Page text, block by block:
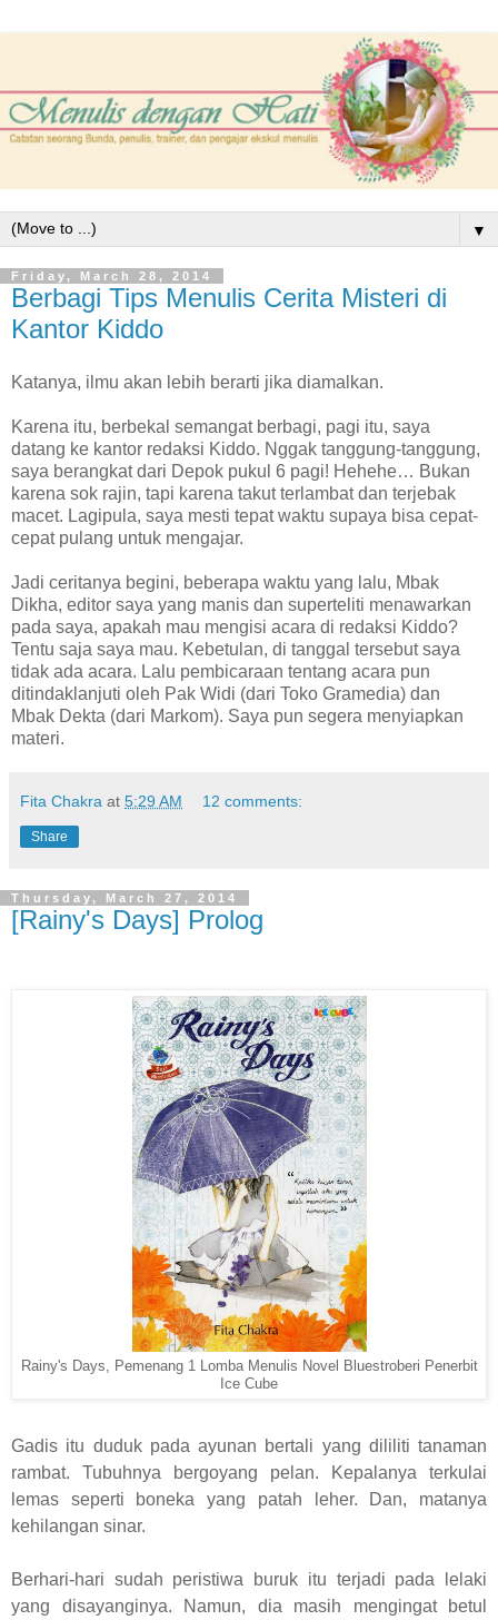
▼
Friday, March 28, 2014
Berbagi Tips Menulis Cerita Misteri di
Kantor Kiddo
Katanya, ilmu akan lebih berarti jika diamalkan.
Karena itu, berbekal semangat berbagi, pagi itu, saya
datang ke kantor redaksi Kiddo. Nggak tanggung-tanggung,
saya berangkat dari Depok pukul 6 pagi! Hehehe… Bukan
karena sok rajin, tapi karena takut terlambat dan terjebak
macet. Lagipula, saya mesti tepat waktu supaya bisa cepat-
cepat pulang untuk mengajar.
Jadi ceritanya begini, beberapa waktu yang lalu, Mbak
Dikha, editor saya yang manis dan superteliti menawarkan
pada saya, apakah mau mengisi acara di redaksi Kiddo?
Tentu saja saya mau. Kebetulan, di tanggal tersebut saya
tidak ada acara. Lalu pembicaraan tentang acara pun
ditindaklanjuti oleh Pak Widi (dari Toko Gramedia) dan
Mbak Dekta (dari Markom). Saya pun segera menyiapkan
materi.
Fita Chakra at 5:29 AM 12 comments:
Share
Thursday, March 27, 2014
[Rainy's Days] Prolog
Rainy's Days, Pemenang 1 Lomba Menulis Novel Bluestroberi Penerbit
Ice Cube
Gadis itu duduk pada ayunan bertali yang dililiti tanaman
rambat. Tubuhnya bergoyang pelan. Kepalanya terkulai
lemas seperti boneka yang patah leher. Dan, matanya
kehilangan sinar.
Berhari-hari sudah peristiwa buruk itu terjadi pada lelaki
yang disayanginya. Namun, dia masih mengingat betul